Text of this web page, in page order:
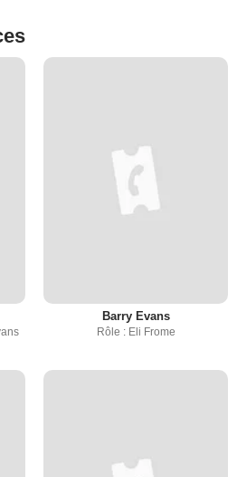
Barry Evans
Rôle : Eli Frome